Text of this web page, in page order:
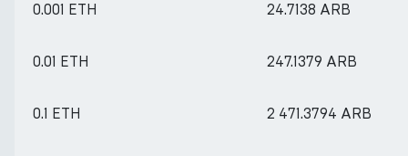
0.001 ETH 24.7138 ARB
0.01 ETH 247.1379 ARB
0.1 ETH 2 471.3794 ARB